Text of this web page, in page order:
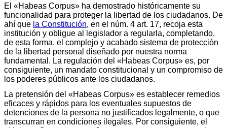
El «Habeas Corpus» ha demostrado históricamente su
funcionalidad para proteger la libertad de los ciudadanos. De
ahí que la Constitución, en el núm. 4 art. 17, recoja esta
institución y obligue al legislador a regularla, completando,
de esta forma, el complejo y acabado sistema de protección
de la libertad personal diseñado por nuestra norma
fundamental. La regulación del «Habeas Corpus» es, por
consiguiente, un mandato constitucional y un compromiso de
los poderes públicos ante los ciudadanos.
La pretensión del «Habeas Corpus» es establecer remedios
eficaces y rápidos para los eventuales supuestos de
detenciones de la persona no justificados legalmente, o que
transcurran en condiciones ilegales. Por consiguiente, el